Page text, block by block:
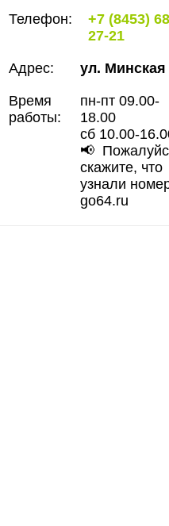
Телефон:
+7 (8453)
27-21
Адрес: ул. Минская
Время
работы:
пн-пт 09.00-
18.00
сб 10.00-
📢
скажите, что
узнали
go64.ru